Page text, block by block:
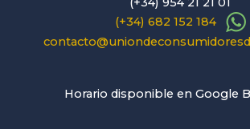
(+34) 682 152 184
Horario disponible en Google